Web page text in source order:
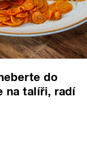
do
na talíři, radí